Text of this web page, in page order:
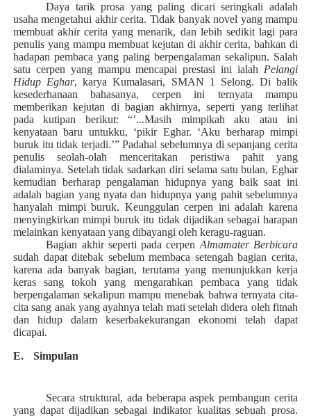
Daya tarik prosa yang paling dicari seringkali adalah
usaha mengetahui akhir cerita. Tidak banyak novel yang mampu
membuat akhir cerita yang menarik, dan lebih sedikit lagi para
penulis yang mampu membuat kejutan di akhir cerita, bahkan di
hadapan pembaca yang paling berpengalaman sekalipun. Salah
satu cerpen yang mampu mencapai prestasi ini ialah Pelangi
Hidup Eghar,karyaKumalasari, SMAN 1 Selong. Di balik
kesederhanaan bahasanya, cerpen ini ternyata mampu
memberikan kejutan di bagian akhirnya, seperti yang terlihat
pada kutipan berikut: “’...Masih mimpikah aku atau ini
kenyataan baru untukku, ‘pikir Eghar. ‘Aku berharap mimpi
buruk itu tidak terjadi.’” Padahal sebelumnya di sepanjang cerita
penulis seolah-olah menceritakan peristiwa pahit yang
dialaminya. Setelah tidak sadarkan diri selama satu bulan, Eghar
kemudian berharap pengalaman hidupnya yang baik saat ini
adalah bagian yang nyata dan hidupnya yang pahit sebelumnya
hanyalah mimpi buruk. Keunggulan cerpen ini adalah karena
menyingkirkan mimpi buruk itu tidak dijadikan sebagai harapan
melainkan kenyataan yang dibayangi oleh keragu-raguan.
Bagian akhir seperti pada cerpen Almamater Berbicara
sudah dapat ditebak sebelum membaca setengah bagian cerita,
karena ada banyak bagian, terutama yang menunjukkan kerja
keras sang tokoh yang mengarahkan pembaca yang tidak
berpengalaman sekalipun mampu menebak bahwa ternyata cita-
cita sang anak yang ayahnya telah mati setelah didera oleh fitnah
dan hidup dalam keserbakekurangan ekonomi telah dapat
dicapai.
E.
Simpulan
Secara struktural, ada beberapa aspek pembangun cerita
yang dapat dijadikan sebagai indikator kualitas sebuah prosa.